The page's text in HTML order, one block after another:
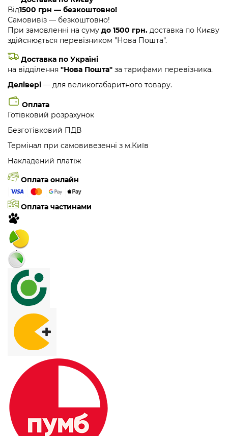
Від1500 грн — безкоштовно!
Самовивіз — безкоштовно!
При замовленні на суму до 1500 грн. доставка по Києву
здійснюється перевізником "Нова Пошта".
Доставка по Україні
на відділення "Нова Пошта" за тарифами перевізника.
Делівері — для великогабаритного товару.
Оплата
Готівковий розрахунок
Безготівковий ПДВ
Термінал при самовивезенні з м.Київ
Накладений платіж
Оплата онлайн
Оплата частинами